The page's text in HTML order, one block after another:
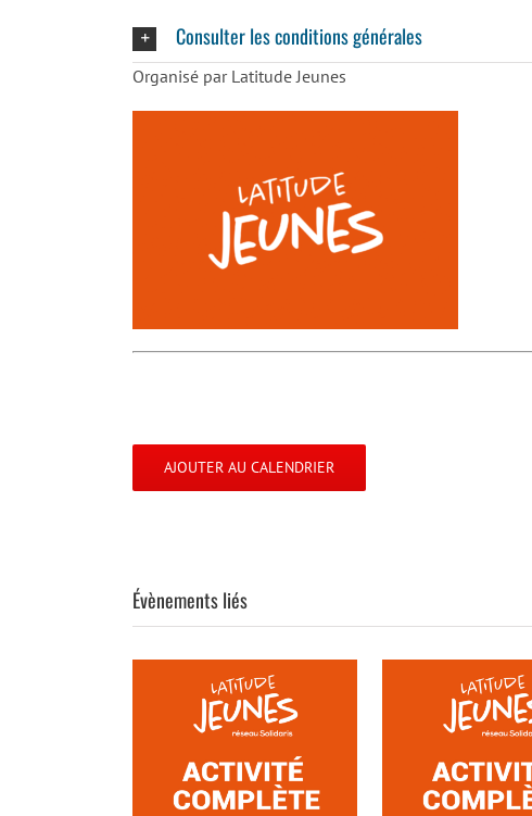
Consulter les conditions générales
Organisé par Latitude Jeunes
AJOUTER AU CALENDRIER
Évènements liés